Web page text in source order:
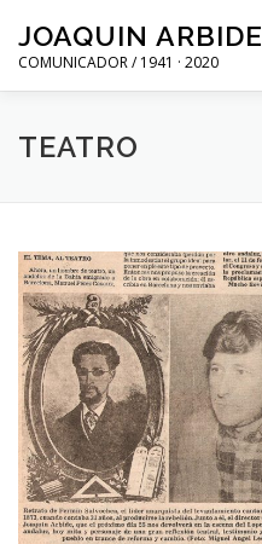
contenido
JOAQUIN ARBIDE
COMUNICADOR / 1941 · 2020
TEATRO
TEATRO